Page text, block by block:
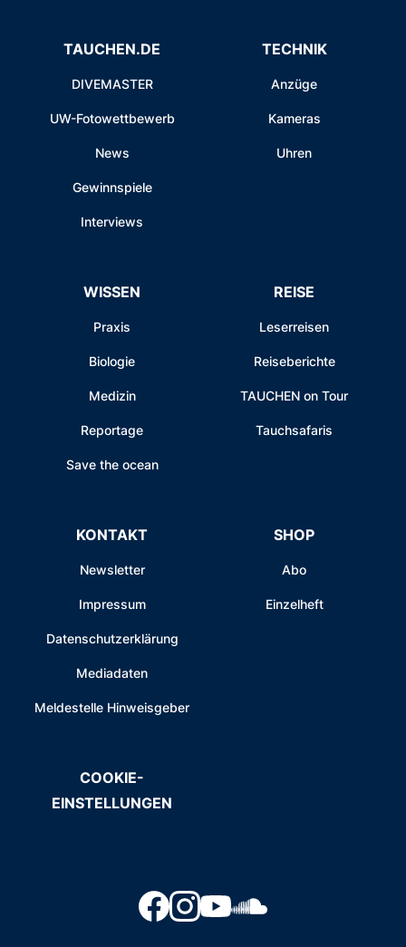
TAUCHEN.DE
DIVEMASTER
UW-Fotowettbewerb
News
Gewinnspiele
Interviews
TECHNIK
Anzüge
Kameras
Uhren
WISSEN
Praxis
Biologie
Medizin
Reportage
Save the ocean
REISE
Leserreisen
Reiseberichte
TAUCHEN on Tour
Tauchsafaris
KONTAKT
Newsletter
Impressum
Datenschutzerklärung
Mediadaten
Meldestelle Hinweisgeber
SHOP
Abo
Einzelheft
COOKIE-
EINSTELLUNGEN